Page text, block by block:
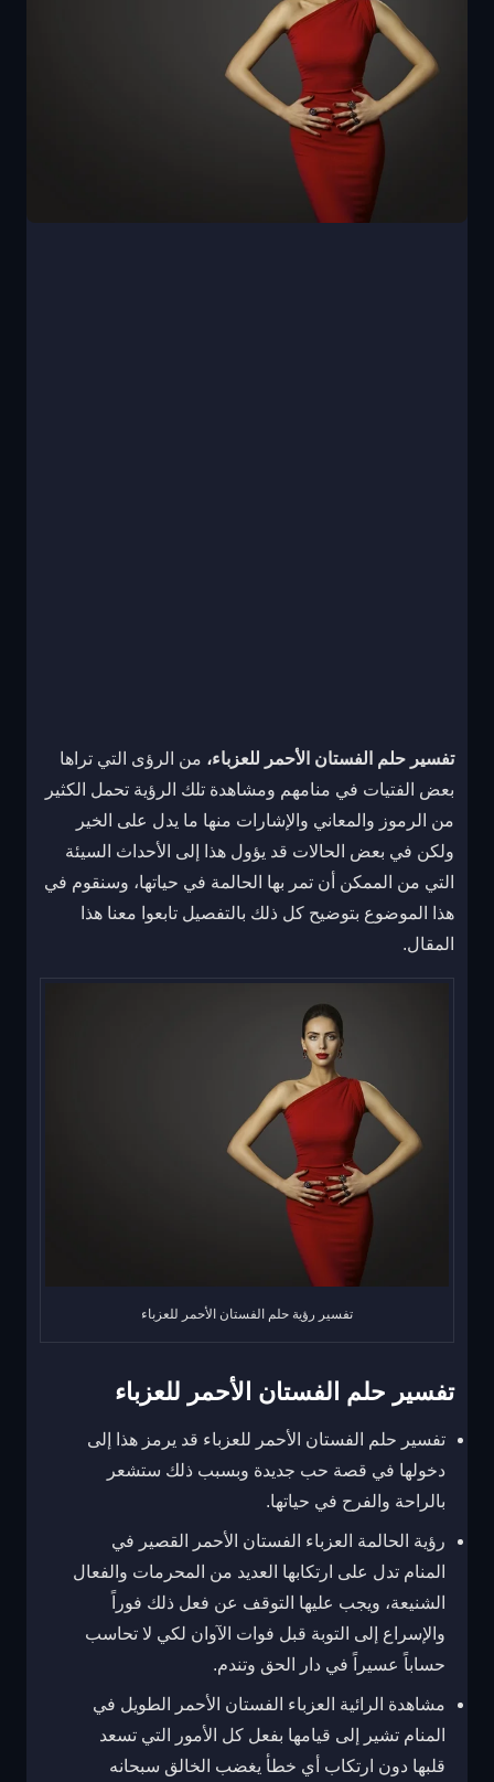
تفسير حلم الفستان الأحمر للعزباء، من الرؤى التي تراها
بعض الفتيات في منامهم ومشاهدة تلك الرؤية تحمل الكثير
من الرموز والمعاني والإشارات منها ما يدل على الخير
ولكن في بعض الحالات قد يؤول هذا إلى الأحداث السيئة
التي من الممكن أن تمر بها الحالمة في حياتها، وسنقوم في
هذا الموضوع بتوضيح كل ذلك بالتفصيل تابعوا معنا هذا
المقال.
تفسير رؤية حلم الفستان الأحمر للعزباء
تفسير حلم الفستان الأحمر للعزباء
تفسير حلم الفستان الأحمر للعزباء قد يرمز هذا إلى
دخولها في قصة حب جديدة وبسبب ذلك ستشعر
بالراحة والفرح في حياتها.
رؤية الحالمة العزباء الفستان الأحمر القصير في
المنام تدل على ارتكابها العديد من المحرمات والفعال
الشنيعة، ويجب عليها التوقف عن فعل ذلك فوراً
والإسراع إلى التوبة قبل فوات الآوان لكي لا تحاسب
حساباً عسيراً في دار الحق وتندم.
مشاهدة الرائية العزباء الفستان الأحمر الطويل في
المنام تشير إلى قيامها بفعل كل الأمور التي تسعد
قلبها دون ارتكاب أي خطأ يغضب الخالق سبحانه